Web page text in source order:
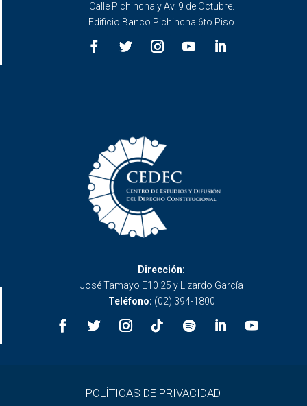
Calle Pichincha y Av. 9 de Octubre.
Edificio Banco Pichincha 6to Piso
Dirección:
José Tamayo E10 25 y Lizardo García
Teléfono: (02) 394-1800
POLÍTICAS DE PRIVACIDAD